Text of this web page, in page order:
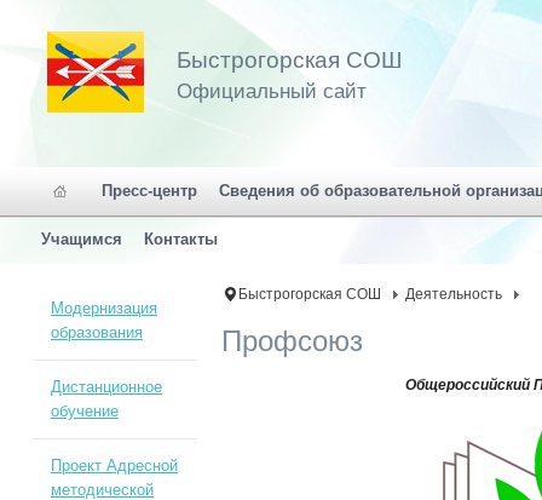
Быстрогорская СОШ
Официальный сайт
Пресс-центр Сведения об образовательной
Учащимся Контакты
Быстрогорская СОШ Деятельность
Профсоюз
Общероссийский
Модернизация
образования
Дистанционное
обучение
Проект Адресной
методической